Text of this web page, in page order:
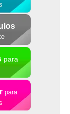
para
para